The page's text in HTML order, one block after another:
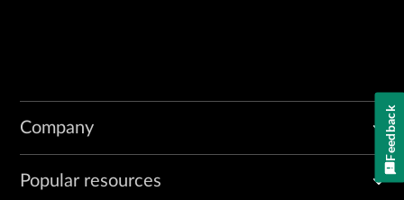
Company
Popular resources
Feedback